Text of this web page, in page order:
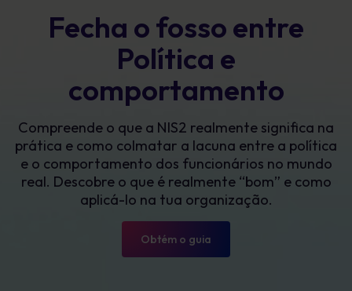
Fecha o fosso entre
Política e
comportamento
Compreende o que a NIS2 realmente significa na
prática e como colmatar a lacuna entre a política
e o comportamento dos funcionários no mundo
real. Descobre o que é realmente “bom” e como
aplicá-lo na tua organização.
Obtém o guia